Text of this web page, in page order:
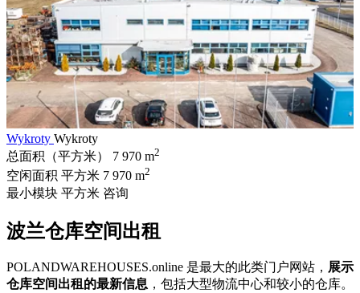
Wykroty Wykroty
总面积（平方米）
7 970 m2
空闲面积 平方米 7 970 m2
最小模块 平方米 咨询
波兰仓库空间出租
POLANDWAREHOUSES.online 是最大的此类门户网站， 展示
仓库空间出租的最新信息 ，包括大型物流中心和较小的仓库。